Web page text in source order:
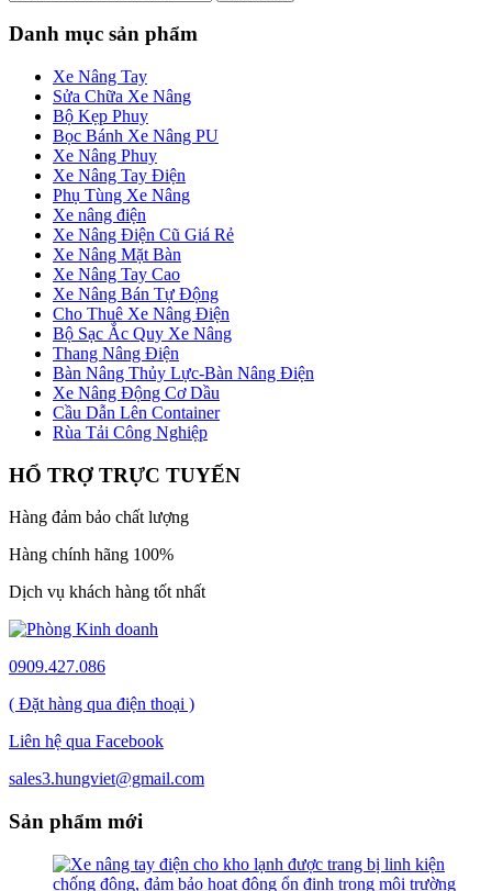
Danh mục sản phẩm
Xe Nâng Tay
Sửa Chữa Xe Nâng
Bộ Kẹp Phuy
Bọc Bánh Xe Nâng PU
Xe Nâng Phuy
Xe Nâng Tay Điện
Phụ Tùng Xe Nâng
Xe nâng điện
Xe Nâng Điện Cũ Giá Rẻ
Xe Nâng Mặt Bàn
Xe Nâng Tay Cao
Xe Nâng Bán Tự Động
Cho Thuê Xe Nâng Điện
Bộ Sạc Ắc Quy Xe Nâng
Thang Nâng Điện
Bàn Nâng Thủy Lực-Bàn Nâng Điện
Xe Nâng Động Cơ Dầu
Cầu Dẫn Lên Container
Rùa Tải Công Nghiệp
HỔ TRỢ TRỰC TUYẾN
Hàng đảm bảo chất lượng
Hàng chính hãng 100%
Dịch vụ khách hàng tốt nhất
0909.427.086
( Đặt hàng qua điện thoại )
Liên hệ qua Facebook
sales3.hungviet@gmail.com
Sản phẩm mới